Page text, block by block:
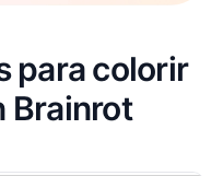
para colorir
Brainrot